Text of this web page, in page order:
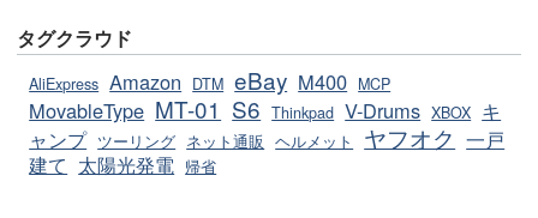
タグクラウド
AliExpress Amazon DTM eBay M400 MCP
MovableType MT-01 S6 Thinkpad V-Drums XBOX キ
ャンプ ツーリング ネット通販 ヘルメット ヤフオク 一戸
建て 太陽光発電 帰省